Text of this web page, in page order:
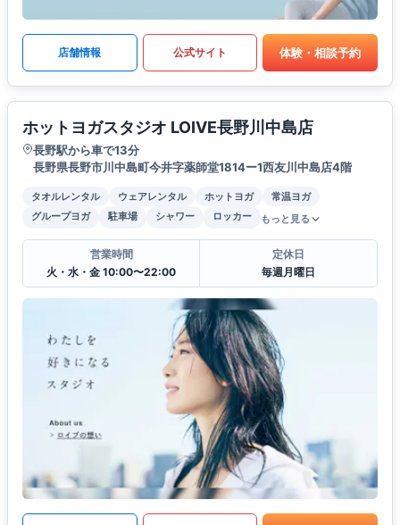
店舗情報 公式サイト 体験・相談予約
ホットヨガスタジオ LOIVE長野川中島店
長野駅から車で13分
長野県長野市川中島町今井字薬師堂1814ー1西友川中島店4階
タオルレンタル ウェアレンタル ホットヨガ
常温ヨガ
グループヨガ
駐車場 シャワー ロッカー もっと見る
営業時間
火・水・金 10:00〜22:00
定休日
毎週月曜日